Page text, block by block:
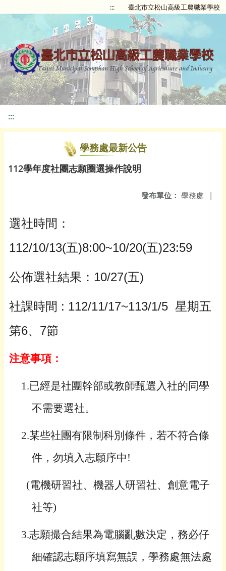
::: 臺北市立松山高級工農職業學校
:::
學務處最新公告
112學年度社團志願圈選操作說明
發布單位： 學務處 |
選社時間：
112/10/13(五)8:00~10/20(五)23:59
公佈選社結果 ： 10/27(五)
社課時間 : 112/11/17~113/1/5 星期五
第6、7節
注意事項：
1.已經是社團幹部或教師甄選入社的同學
不需要選社。
2.某些社團有限制科別條件，若不符合條
件，勿填入志願序中!
(電機研習社、機器人研習社、創意電子
社等)
3.志願撮合結果為電腦亂數決定，務必仔
細確認志願序填寫無誤，學務處無法處